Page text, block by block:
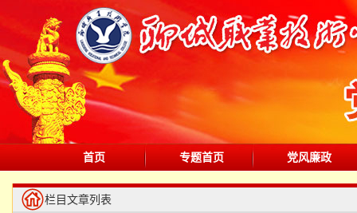
首页 专题首页 党风廉政
栏目文章列表